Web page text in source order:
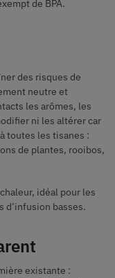
de BPA.
des risques de
neutre et
les arômes, les
ni les altérer car
toutes les tisanes :
de plantes, rooibos,
idéal pour les
d’infusion basses.
existante :